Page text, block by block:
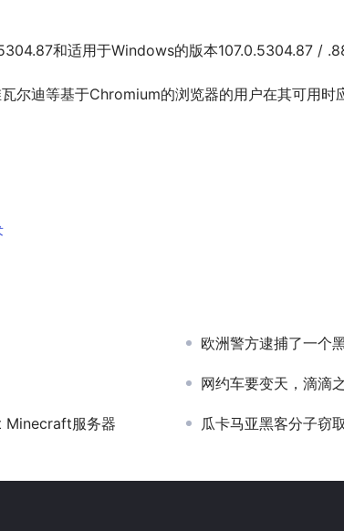
和适用于Windows的版本107.0.5304.87 /
迪等基于Chromium的浏览器的用户在其可用时
欧洲警方逮捕了一个
网约车要变天，滴滴
Minecraft服务器 瓜卡马亚黑客分子窃